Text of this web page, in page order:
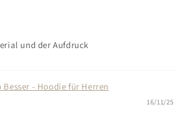
und der Aufdruck
Besser - Hoodie für Herren
16/11/25